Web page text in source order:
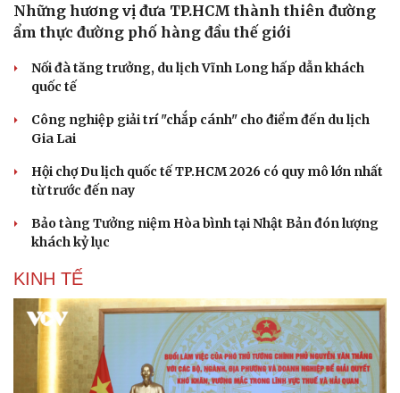
Văn hóa
Sân khấu - Điện ảnh
Âm nhạc
Di sản
Giải trí
Sao Việt
Những hương vị đưa TP.HCM thành thiên đường
ẩm thực đường phố hàng đầu thế giới
Nối đà tăng trưởng, du lịch Vĩnh Long hấp dẫn khách
quốc tế
Công nghiệp giải trí "chắp cánh" cho điểm đến du lịch
Gia Lai
Hội chợ Du lịch quốc tế TP.HCM 2026 có quy mô lớn nhất
từ trước đến nay
Bảo tàng Tưởng niệm Hòa bình tại Nhật Bản đón lượng
khách kỷ lục
KINH TẾ